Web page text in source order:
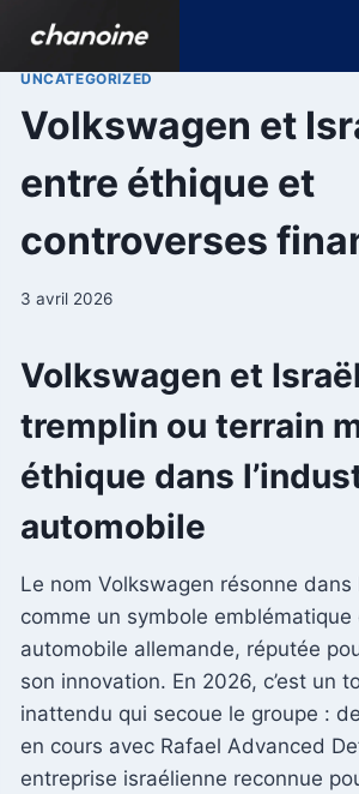
contenu
UNCATEGORIZED
Volkswagen et
entre éthique et
controverses
3 avril 2026
Volkswagen et
tremplin ou terrain
éthique dans
automobile
Le nom Volkswagen résonne
comme un symbole emblématique
automobile allemande, réputée
son innovation. En 2026, c’est un
inattendu qui secoue le groupe :
en cours avec Rafael Advanced
entreprise israélienne reconnue